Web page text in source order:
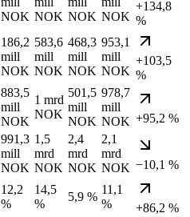
NOK NOK NOK NOK
+134,8
%
186,2
mill
NOK
583,6
mill
NOK
468,3
mill
NOK
953,1
mill
NOK
+103,5
%
883,5
mill
NOK
1 mrd
NOK
501,5
mill
NOK
978,7
mill
NOK +95,2 %
991,3
mill
NOK
1,5
mrd
NOK
2,4
mrd
NOK
2,1
mrd
NOK −10,1 %
12,2
%
14,5
%
5,9 %
11,1
%
+86,2 %